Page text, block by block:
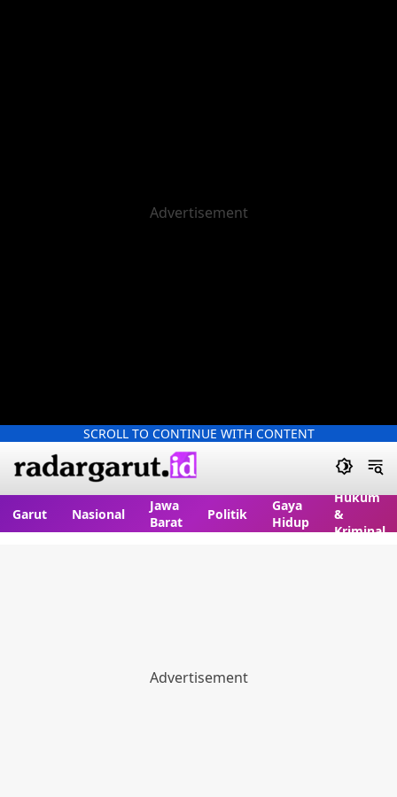
SCROLL TO CONTINUE WITH CONTENT
Garut Nasional
Jawa
Barat
Politik
Gaya
Hidup
Hukum
&
Kriminal